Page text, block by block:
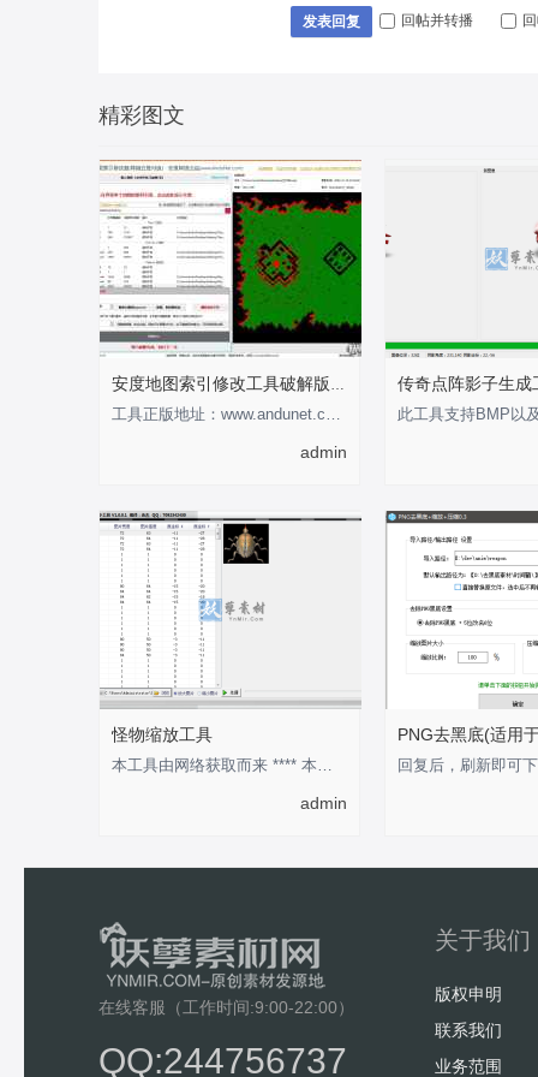
发表回复 回帖并转播
精彩图文
安度地图索引修改工具破解版-支持0-255
工具正版地址：www.andunet.com 制作不易，有经济基础的支持正版软件 以下为正版截
admin
怪物缩放工具
本工具由网络获取而来 **** 本内容被作者隐藏 ****
admin
PNG去黑底(适用
在线客服（工作时间:9:00-22:00）
QQ:244756737
关于我们
版权申明
联系我们
业务范围